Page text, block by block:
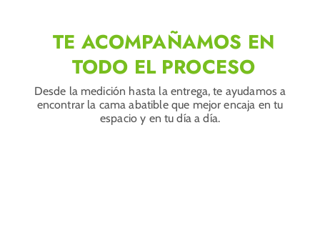
TE ACOMPAÑAMOS EN
TODO EL PROCESO
Desde la medición hasta la entrega, te ayudamos a
encontrar la cama abatible que mejor encaja en tu
espacio y en tu día a día.